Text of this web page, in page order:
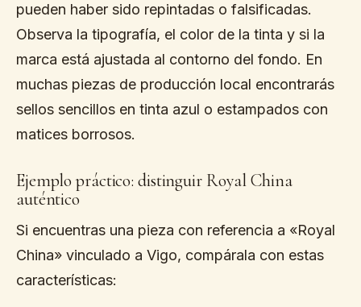
pueden haber sido repintadas o falsificadas.
Observa la tipografía, el color de la tinta y si la
marca está ajustada al contorno del fondo. En
muchas piezas de producción local encontrarás
sellos sencillos en tinta azul o estampados con
matices borrosos.
Ejemplo práctico: distinguir Royal China
auténtico
Si encuentras una pieza con referencia a «Royal
China» vinculado a Vigo, compárala con estas
características: